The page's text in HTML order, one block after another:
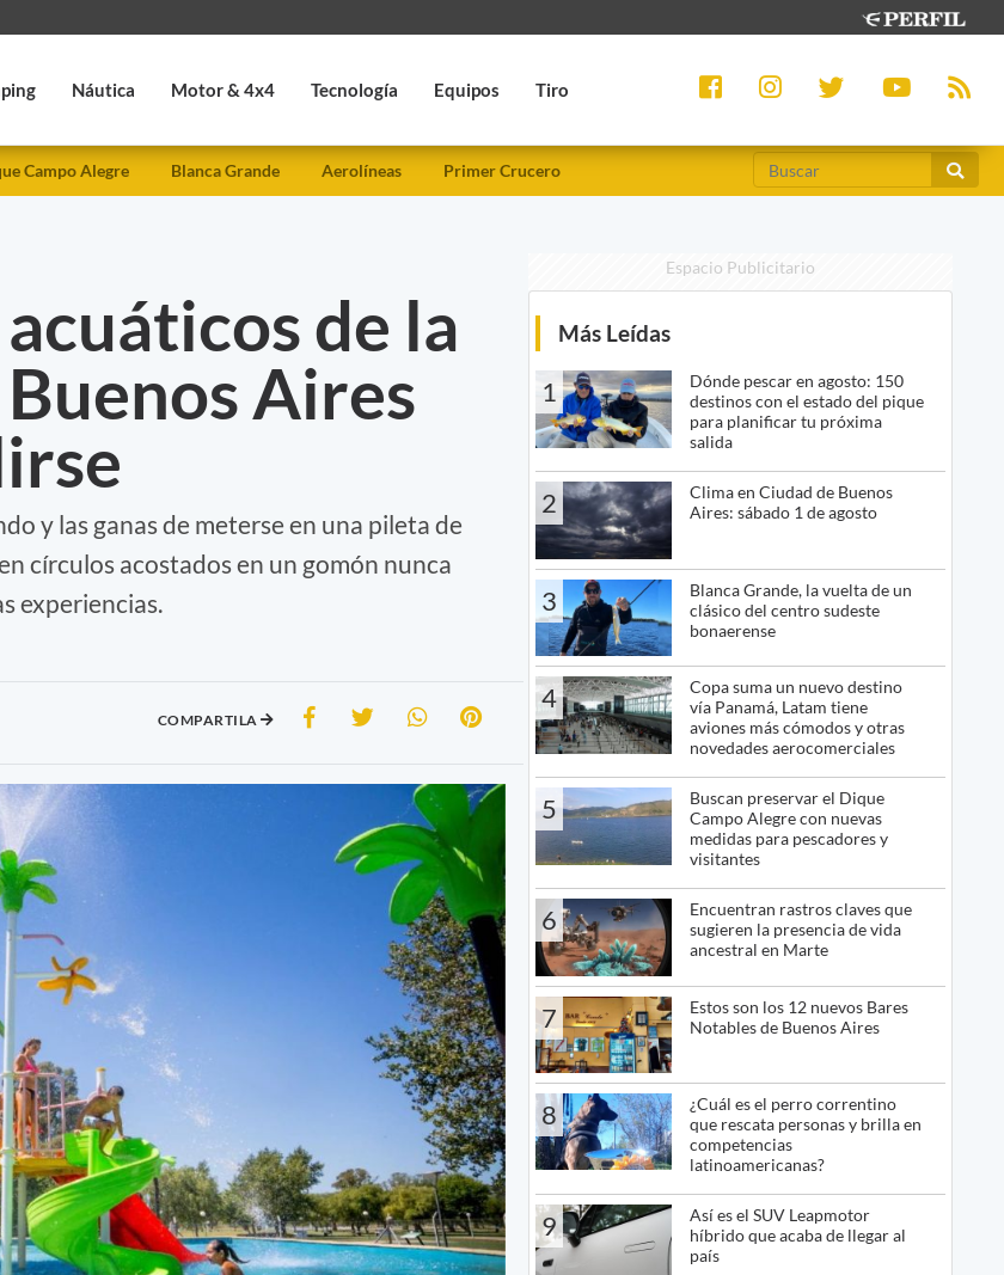
Náutica Motor & 4x4 Tecnología Equipos Tiro
Campo Alegre Blanca Grande Aerolíneas Primer Crucero
de la
Aires
y las ganas de meterse en una pileta de
círculos acostados en un gomón nunca
experiencias.
COMPARTILA
Espacio Publicitario
Más Leídas
1
Dónde pescar en agosto: 150
destinos con el estado del pique
para planificar tu próxima
salida
2
Clima en Ciudad de Buenos
Aires: sábado 1 de agosto
3
Blanca Grande, la vuelta de un
clásico del centro sudeste
bonaerense
4
Copa suma un nuevo destino
vía Panamá, Latam tiene
aviones más cómodos y otras
novedades aerocomerciales
5
Buscan preservar el Dique
Campo Alegre con nuevas
medidas para pescadores y
visitantes
6
Encuentran rastros claves que
sugieren la presencia de vida
ancestral en Marte
7
Estos son los 12 nuevos Bares
Notables de Buenos Aires
8
¿Cuál es el perro correntino
que rescata personas y brilla en
competencias
latinoamericanas?
9
Así es el SUV Leapmotor
híbrido que acaba de llegar al
país